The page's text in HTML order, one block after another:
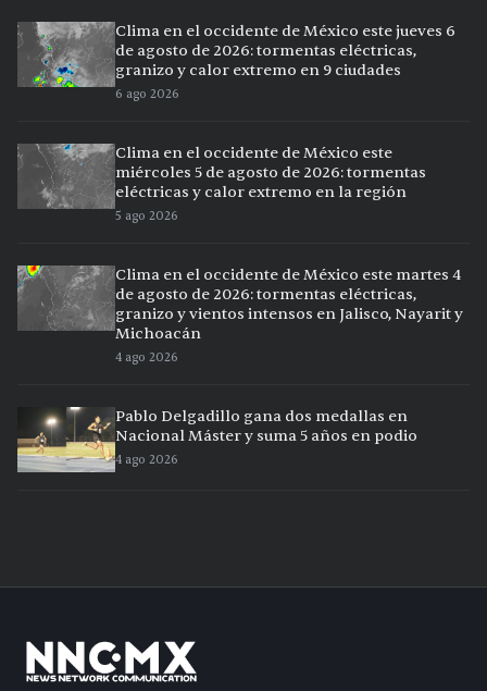
Clima en el occidente de México este jueves 6
de agosto de 2026: tormentas eléctricas,
granizo y calor extremo en 9 ciudades
6 ago 2026
Clima en el occidente de México este
miércoles 5 de agosto de 2026: tormentas
eléctricas y calor extremo en la región
5 ago 2026
Clima en el occidente de México este martes 4
de agosto de 2026: tormentas eléctricas,
granizo y vientos intensos en Jalisco, Nayarit y
Michoacán
4 ago 2026
Pablo Delgadillo gana dos medallas en
Nacional Máster y suma 5 años en podio
4 ago 2026